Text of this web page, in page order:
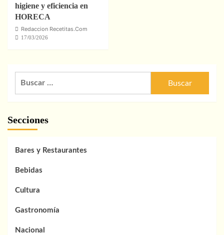
higiene y eficiencia en
HORECA
Redaccion Recetitas.Com
17/03/2026
Secciones
Bares y Restaurantes
Bebidas
Cultura
Gastronomía
Nacional